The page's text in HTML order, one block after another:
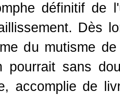
définitif de
Dès
du mutisme
pourrait sans
accomplie de